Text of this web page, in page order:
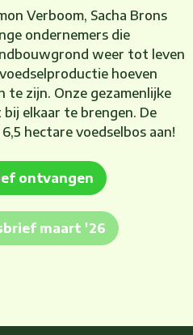
Verboom, Sacha Brons
ondernemers die
weer tot leven
hoeven
te zijn. Onze gezamenlijke
elkaar te brengen. De
hectare voedselbos aan!
ontvangen
maart '26